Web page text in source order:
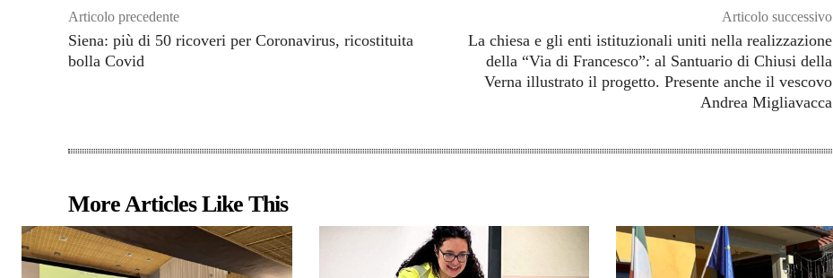
Articolo precedente
Siena: più di 50 ricoveri per Coronavirus, ricostituita
bolla Covid
Articolo successivo
La chiesa e gli enti istituzionali uniti nella realizzazione
della “Via di Francesco”: al Santuario di Chiusi della
Verna illustrato il progetto. Presente anche il vescovo
Andrea Migliavacca
More Articles Like This